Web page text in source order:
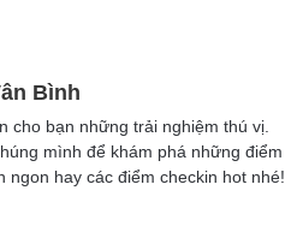
Bình
cho bạn những trải nghiệm thú vị.
mình để khám phá những điểm
ngon hay các điểm checkin hot nhé!